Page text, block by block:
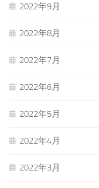
2022年9月
2022年8月
2022年7月
2022年6月
2022年5月
2022年4月
2022年3月